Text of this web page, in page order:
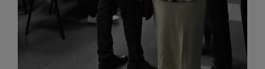
Wystawy
Biblioteka organizuje prezentujące zarówno